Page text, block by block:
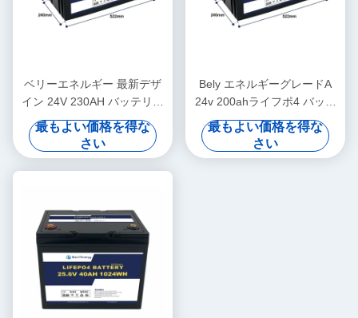
ベリーエネルギー 最新デザ
イン 24V 230AH バッテリー
医療用スクーターヨット用
最もよい価格を得な
さい
Bely エネルギーグレードA
24v 200ahライフポ4 バッテ
リー Rv 太陽光ライフポ4 海
洋バッテリー ディープサイ
クル
最もよい価格を得な
さい